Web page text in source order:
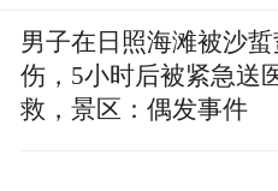
男子在日照海滩被沙蜇
伤，5小时后被紧急送
救，景区：偶发事件